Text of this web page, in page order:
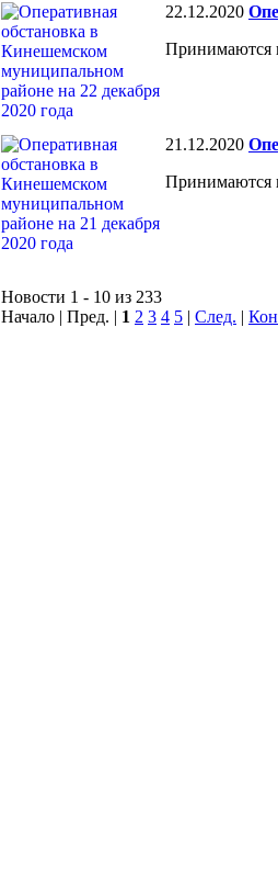
22.12.2020
Принимаются
21.12.2020
Принимаются
Новости 1 - 10 из 233
Начало | Пред. | 1 2 3 4 5 | След. |